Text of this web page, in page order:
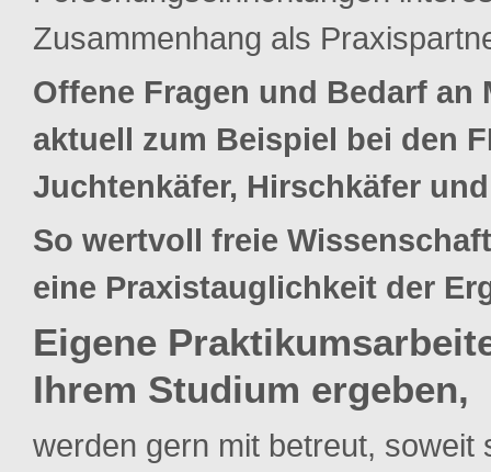
Zusammenhang als
Offene Fragen und Bedarf
aktuell zum Beispiel bei den
Juchtenkäfer, Hirschkäfer
So wertvoll freie
eine Praxistauglichkeit der
Eigene
Ihrem Studium ergeben,
werden gern mit betreut, soweit